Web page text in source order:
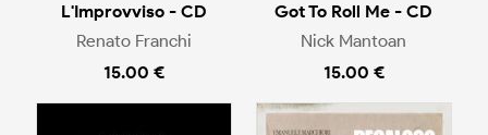
L'Improvviso - CD
Renato Franchi
15.00 €
Got To Roll Me - CD
Nick Mantoan
15.00 €